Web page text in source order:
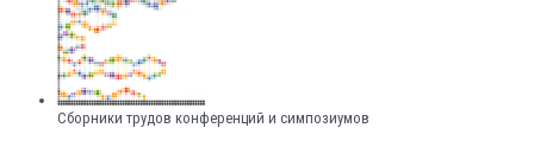
Сборники трудов конференций и симпозиумов